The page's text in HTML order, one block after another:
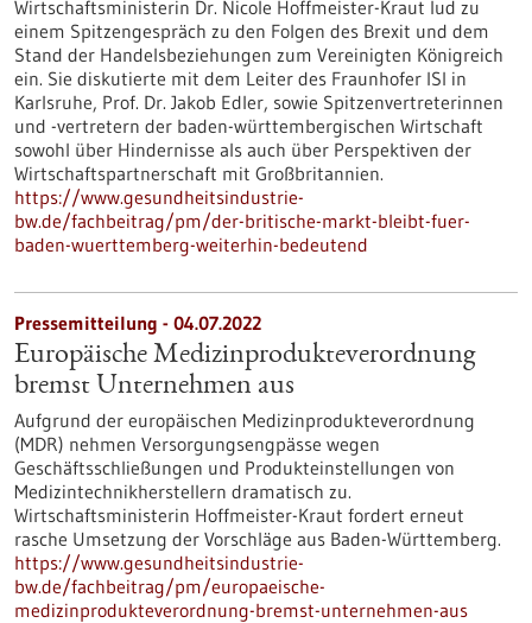
Wirtschaftsministerin Dr. Nicole Hoffmeister-Kraut lud zu
einem Spitzengespräch zu den Folgen des Brexit und dem
Stand der Handelsbeziehungen zum Vereinigten Königreich
ein. Sie diskutierte mit dem Leiter des Fraunhofer ISI in
Karlsruhe, Prof. Dr. Jakob Edler, sowie Spitzenvertreterinnen
und -vertretern der baden-württembergischen Wirtschaft
sowohl über Hindernisse als auch über Perspektiven der
Wirtschaftspartnerschaft mit Großbritannien.
https://www.gesundheitsindustrie-
bw.de/fachbeitrag/pm/der-britische-markt-bleibt-fuer-
baden-wuerttemberg-weiterhin-bedeutend
Pressemitteilung - 04.07.2022
Europäische Medizinprodukteverordnung
bremst Unternehmen aus
Aufgrund der europäischen Medizinprodukteverordnung
(MDR) nehmen Versorgungsengpässe wegen
Geschäftsschließungen und Produkteinstellungen von
Medizintechnikherstellern dramatisch zu.
Wirtschaftsministerin Hoffmeister-Kraut fordert erneut
rasche Umsetzung der Vorschläge aus Baden-Württemberg.
https://www.gesundheitsindustrie-
bw.de/fachbeitrag/pm/europaeische-
medizinprodukteverordnung-bremst-unternehmen-aus